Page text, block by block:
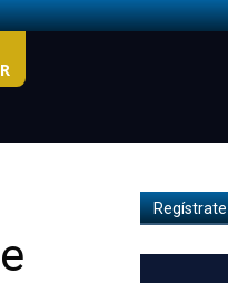
Regístrate